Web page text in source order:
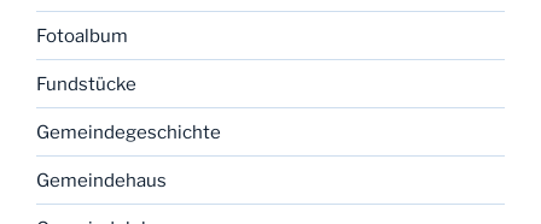
Fotoalbum
Fundstücke
Gemeindegeschichte
Gemeindehaus